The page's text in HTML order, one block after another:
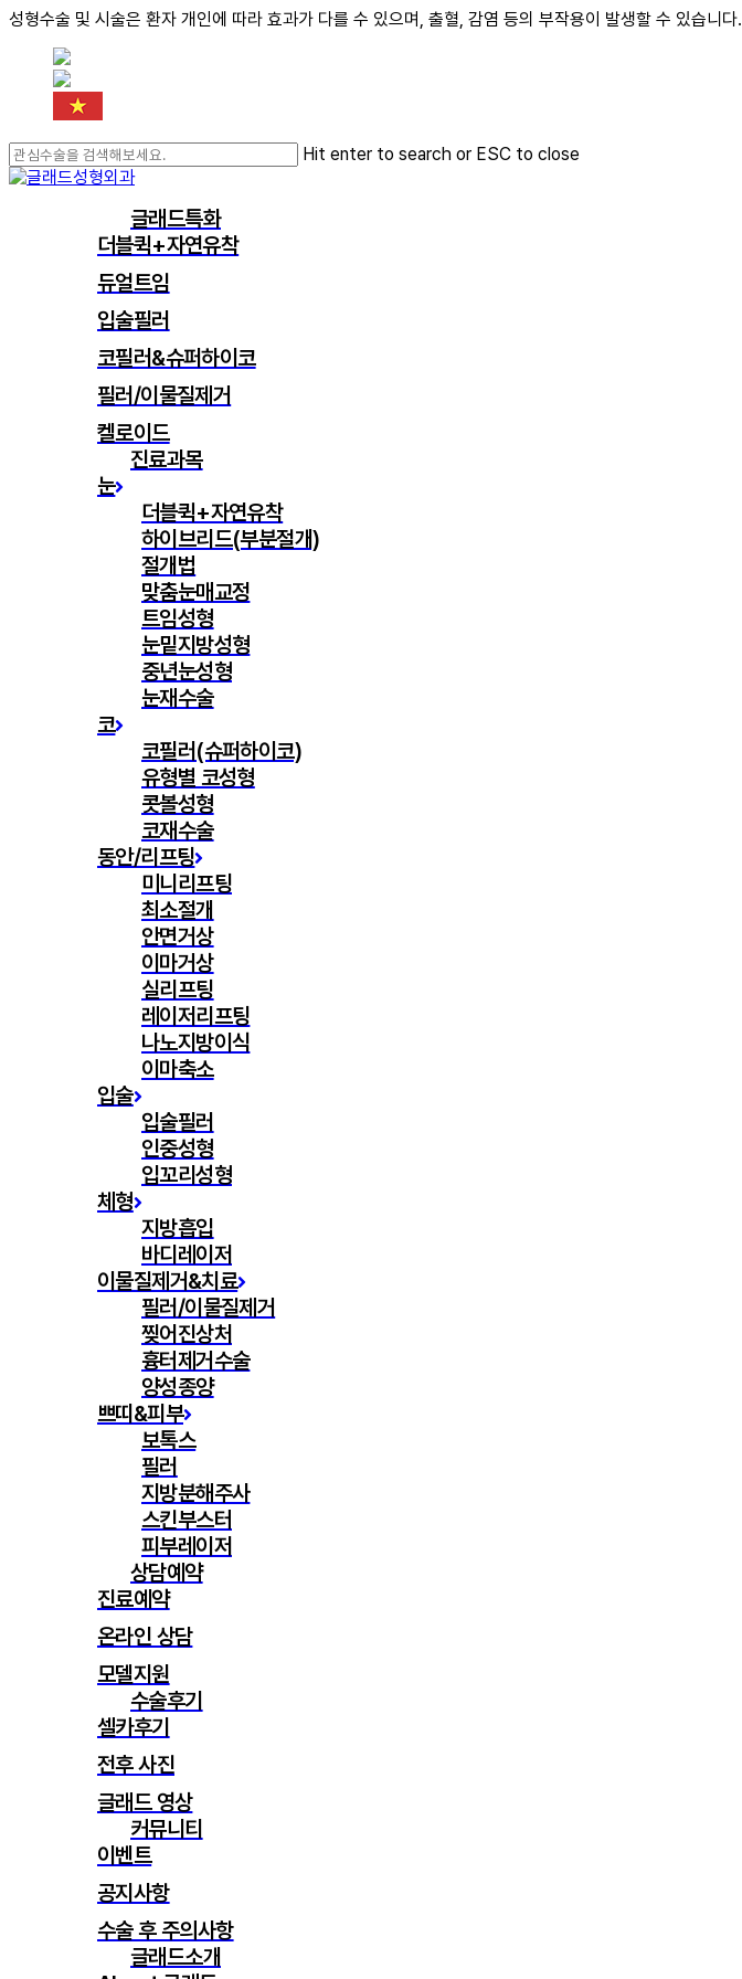
성형수술 및 시술은 환자 개인에 따라 효과가 다를 수 있으며, 출혈, 감염 등의 부작용이 발생할 수 있습니다.
content
Hit enter to search or ESC to close
Close
글래드특화
더블퀵+자연유착
듀얼트임
입술필러
코필러&슈퍼하이코
필러/이물질제거
켈로이드
진료과목
눈
더블퀵+자연유착
하이브리드(부분절개)
절개법
맞춤눈매교정
트임성형
눈밑지방성형
중년눈성형
눈재수술
코
코필러(슈퍼하이코)
유형별 코성형
콧볼성형
코재수술
동안/리프팅
미니리프팅
최소절개
안면거상
이마거상
실리프팅
레이저리프팅
나노지방이식
이마축소
입술
입술필러
인중성형
입꼬리성형
체형
지방흡입
바디레이저
이물질제거&치료
필러/이물질제거
찢어진상처
흉터제거수술
양성종양
쁘띠&피부
보톡스
필러
지방분해주사
스킨부스터
피부레이저
상담예약
진료예약
온라인 상담
모델지원
수술후기
셀카후기
전후 사진
글래드 영상
커뮤니티
이벤트
공지사항
수술 후 주의사항
글래드소개